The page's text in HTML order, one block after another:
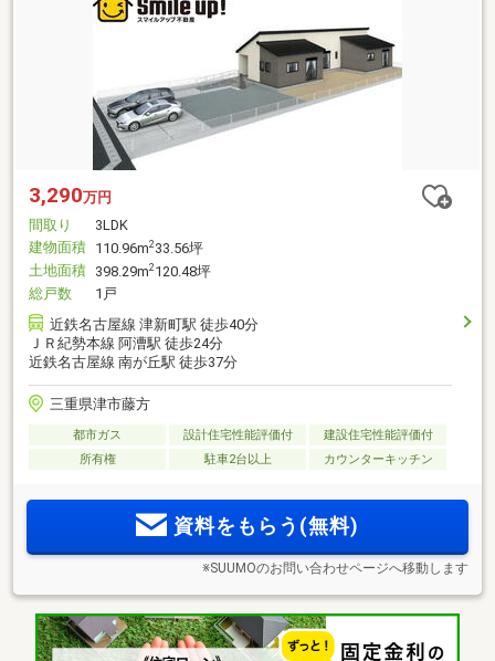
3,290万円
間取り
3LDK
建物面積 110.96m2 33.56坪
土地面積 398.29m2 120.48坪
総戸数
1戸
近鉄名古屋線 津新町駅 徒歩40分
ＪＲ紀勢本線 阿漕駅 徒歩24分
近鉄名古屋線 南が丘駅 徒歩37分
三重県津市藤方
都市ガス 設計住宅性能評価付
建設住宅性能評価付
所有権
駐車2台以上 カウンターキッチン
資料をもらう(無料)
※SUUMOのお問い合わせページへ移動します